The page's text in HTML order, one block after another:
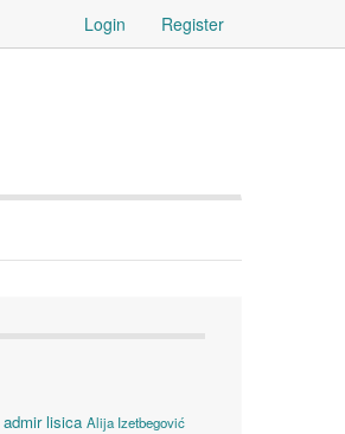
Login Register
admir lisica Alija Izetbegović